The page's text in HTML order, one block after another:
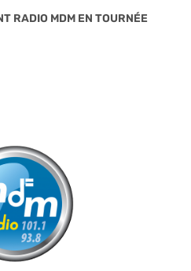
RADIO MDM EN TOURNÉE